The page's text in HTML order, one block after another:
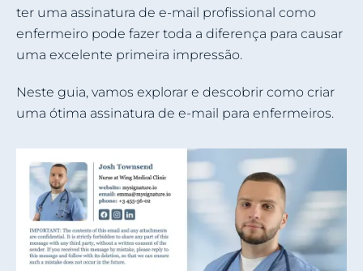
ter uma assinatura de e-mail profissional como
enfermeiro pode fazer toda a diferença para causar
uma excelente primeira impressão.
Neste guia, vamos explorar e descobrir como criar
uma ótima assinatura de e-mail para enfermeiros.